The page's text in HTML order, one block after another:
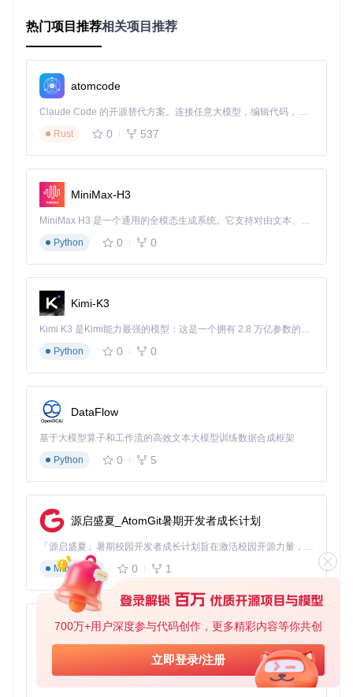
700万+用户深度参与代码创作，更多精彩内容等你共创
立即登录/注册
内存占用：↓60%
图：中文环境下的APK安装确认界面
APK Installer，让安卓应用在Windows上运行变得如此简单。
无论你是普通用户还是专业人士，都能轻松上手，享受高效便
APK-Installer 下载源代码
An Android Application Installer for Windows
项目地址：
热门项目推荐相关项目推荐
atomcode
Claude Code 的开源替代方案。连接任意大模型，编辑代码，运行命令，自动验证 — 全自动执行。用 Rust 构建，极致性能。 ｜ An open-source alternative to Claude Code. Connect any LLM, edit code, run commands, and verify changes — autonomously. Built in Rust for speed. Get Started
Rust
0 537
MiniMax-H3
MiniMax H3 是一个通用的全模态生成系统。它支持对由文本、图像、视频和音频组成的多模态上下文进行统一理解，并能生成分辨率高达 2K、时长可达 15 秒的带原生立体声音频的视频。得益于面向任务泛化的系统设计，H3 在预训练阶段就已具备广泛的多模态上下文理解与生成能力，能够出色地执行复杂的多模态指令。
Python
0 0
Kimi-K3
Kimi K3 是Kimi能力最强的模型：这是一个拥有 2.8 万亿参数的混合专家（MoE）模型，具备原生视觉理解能力，并支持 100 万 token 的上下文窗口。
Python
0 0
DataFlow
基于大模型算子和工作流的高效文本大模型训练数据合成框架
Python
0 5
源启盛夏_AtomGit暑期开发者成长计划
「源启盛夏」暑期校园开发者成长计划旨在激活校园开源力量，通过积分激励、认证扶持、资源倾斜等形式，引导高校组织和开发者完成「入驻 — 建项目 — 做贡献 — 获认证 — 得资源」的完整闭环。无论你是想带领社团入驻平台的组织者，还是希望用代码贡献证明自己的开发者，都能在这里找到属于你的成长路径。
Markdown
0 1
py-xiaozhi
基于Python的Xiaozhi AI，适用于想要完整Xiaozhi体验而无需拥有专用硬件的用户。
Python
0 1